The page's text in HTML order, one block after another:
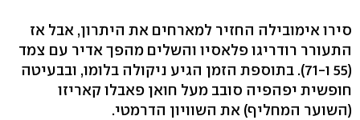
סירו אימובילה החזיר למארחים את היתרון, אבל אז
התעורר רודריגו פלאסיו והשלים מהפך אדיר עם צמד
(55 ו-71). בתוספת הזמן הגיע ניקולה בלומו, ובבעיטה
חופשית יפהפיה סובב מעל חואן פאבלו קאריזו
(השוער המחליף) את השוויון הדרמטי.